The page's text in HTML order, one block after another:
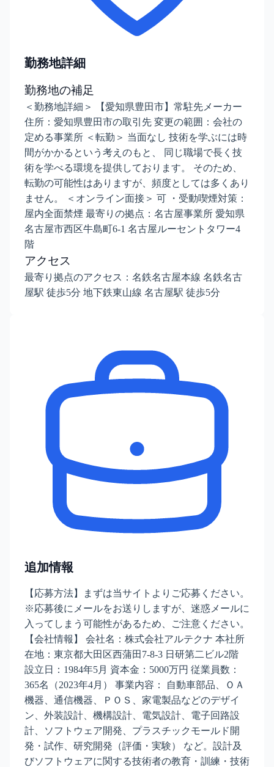
勤務地詳細
勤務地の補足
＜勤務地詳細＞ 【愛知県豊田市】常駐先メーカー
住所：愛知県豊田市の取引先 変更の範囲：会社の
定める事業所 ＜転勤＞ 当面なし 技術を学ぶには時
間がかかるという考えのもと、 同じ職場で長く技
術を学べる環境を提供しております。 そのため、
転勤の可能性はありますが、頻度としては多くあり
ません。 ＜オンライン面接＞ 可 ・受動喫煙対策：
屋内全面禁煙 最寄りの拠点：名古屋事業所 愛知県
名古屋市西区牛島町6-1 名古屋ルーセントタワー4
階
アクセス
最寄り拠点のアクセス：名鉄名古屋本線 名鉄名古
屋駅 徒歩5分 地下鉄東山線 名古屋駅 徒歩5分
追加情報
【応募方法】まずは当サイトよりご応募ください。
※応募後にメールをお送りしますが、迷惑メールに
入ってしまう可能性があるため、ご注意ください。
【会社情報】 会社名：株式会社アルテクナ 本社所
在地：東京都大田区西蒲田7-8-3 日研第二ビル2階
設立日：1984年5月 資本金：5000万円 従業員数：
365名（2023年4月） 事業内容： 自動車部品、ＯＡ
機器、通信機器、ＰＯＳ、家電製品などのデザイ
ン、外装設計、機構設計、電気設計、電子回路設
計、ソフトウェア開発、プラスチックモールド開
発・試作、研究開発（評価・実験） など。設計及
びソフトウェアに関する技術者の教育・訓練・技術